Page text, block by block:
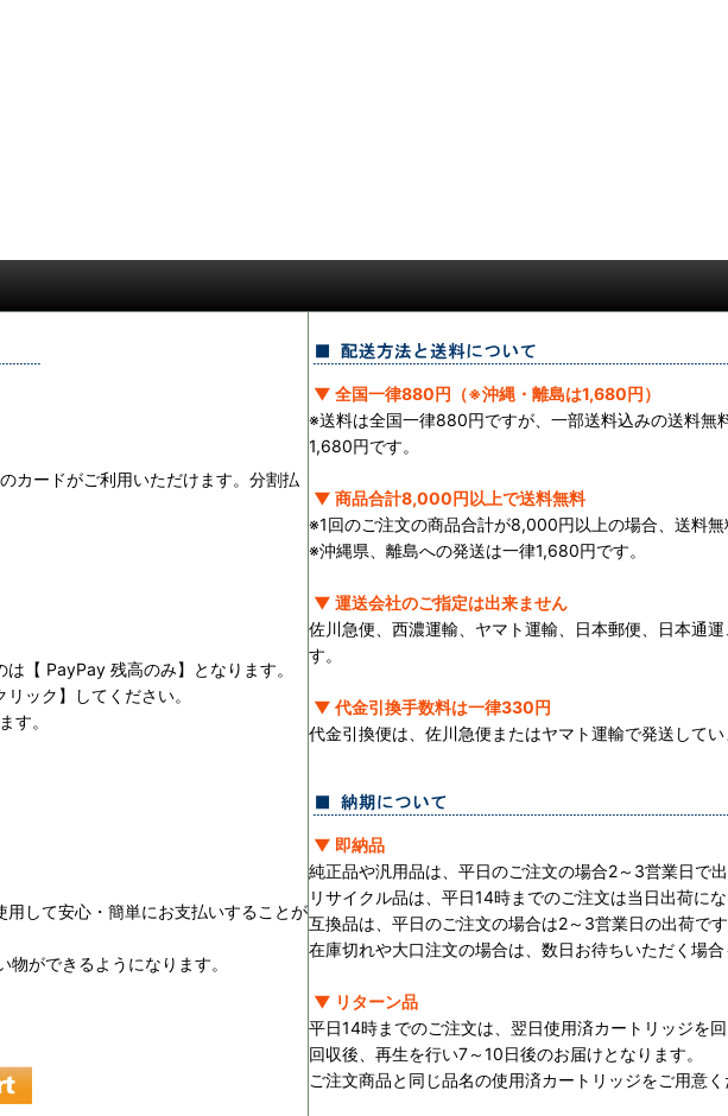
カードがご利用いただけます。分割払
【 PayPay 残高のみ】となります。
ック】してください。
す。
して安心・簡単にお支払いすることが
ができるようになります。
▼ 全国一律880円（※沖縄・離島は1,680円）
※送料は全国一律880円ですが、一部送料込みの送料無
1,680円です。
▼ 商品合計8,000円以上で送料無料
※1回のご注文の商品合計が8,000円以上の場合、送料無
※沖縄県、離島への発送は一律1,680円です。
▼ 運送会社のご指定は出来ません
佐川急便、西濃運輸、ヤマト運輸、日本郵便、日本通
す。
▼ 代金引換手数料は一律330円
代金引換便は、佐川急便またはヤマト運輸で発送して
▼ 即納品
純正品や汎用品は、平日のご注文の場合2～3営業日で出
リサイクル品は、平日14時までのご注文は当日出荷にな
互換品は、平日のご注文の場合は2～3営業日の出荷です
在庫切れや大口注文の場合は、数日お待ちいただく場合
▼ リターン品
平日14時までのご注文は、翌日使用済カートリッジを回
回収後、再生を行い7～10日後のお届けとなります。
ご注文商品と同じ品名の使用済カートリッジをご用意く